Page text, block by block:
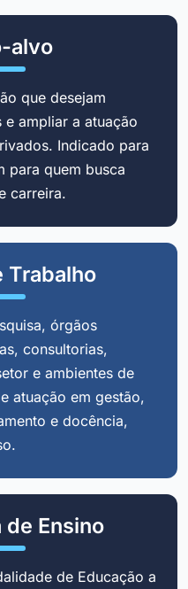
alvo
que desejam
ampliar a atuação
Indicado para
para quem busca
carreira.
Trabalho
órgãos
consultorias,
e ambientes de
atuação em gestão,
e docência,
Ensino
de Educação a